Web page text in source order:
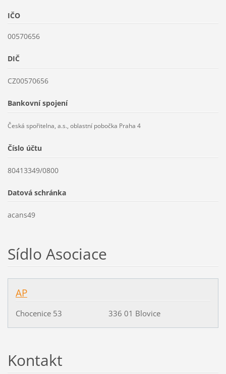
IČO
00570656
DIČ
CZ00570656
Bankovní spojení
Česká spořitelna, a.s., oblastní pobočka Praha 4
Číslo účtu
80413349/0800
Datová schránka
acans49
Sídlo Asociace
AP
Chocenice 53 336 01 Blovice
Kontakt